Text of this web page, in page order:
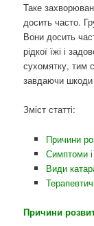
Таке
досить часто.
Вони досить
рідкої їжі і
сухомятку, тим
завдаючи
Зміст статті:
Причини
Симптоми і
Види
Причини